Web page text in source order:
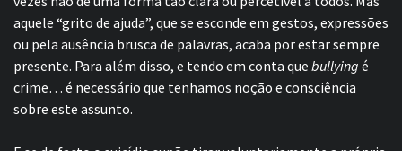
aquele “grito de ajuda”, que se esconde em gestos, expressões
ou pela ausência brusca de palavras, acaba por estar sempre
presente. Para além disso, e tendo em conta que bullying é
crime… é necessário que tenhamos noção e consciência
sobre este assunto.